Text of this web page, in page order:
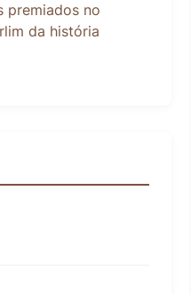
premiados no
da história